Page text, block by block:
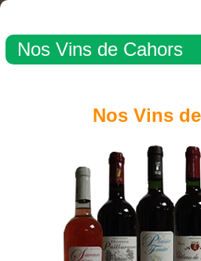
Nos Vins de Cahors
Nos Vins